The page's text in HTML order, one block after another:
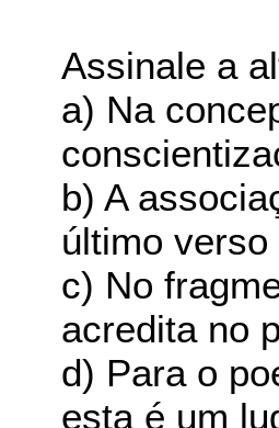
Assinale a
a) Na
b) A
último
c) No
acredita no
d) Para o
esta é um